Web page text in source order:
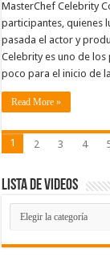
MasterChef Celebrity
participantes, quienes
pasada el actor y
Celebrity es uno de
poco para el inicio de
Read More »
1 2 3 4
Lista de Videos
Lista
de
Videos